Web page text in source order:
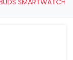
SMARTWATCH